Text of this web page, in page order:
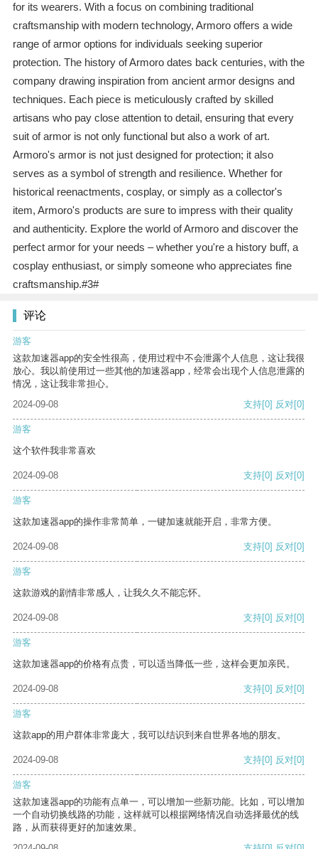
for its wearers. With a focus on combining traditional
craftsmanship with modern technology, Armoro offers a wide
range of armor options for individuals seeking superior
protection. The history of Armoro dates back centuries, with the
company drawing inspiration from ancient armor designs and
techniques. Each piece is meticulously crafted by skilled
artisans who pay close attention to detail, ensuring that every
suit of armor is not only functional but also a work of art.
Armoro's armor is not just designed for protection; it also
serves as a symbol of strength and resilience. Whether for
historical reenactments, cosplay, or simply as a collector's
item, Armoro's products are sure to impress with their quality
and authenticity. Explore the world of Armoro and discover the
perfect armor for your needs – whether you're a history buff, a
cosplay enthusiast, or simply someone who appreciates fine
craftsmanship.#3#
评论
游客
这款加速器app的安全性很高，使用过程中不会泄露个人信息，这让我很
放心。我以前使用过一些其他的加速器app，经常会出现个人信息泄露的
情况，这让我非常担心。
2024-09-08
支持[0] 反对[0]
游客
这个软件我非常喜欢
2024-09-08 支持[0] 反对[0]
游客
这款加速器app的操作非常简单，一键加速就能开启，非常方便。
2024-09-08 支持[0] 反对[0]
游客
这款游戏的剧情非常感人，让我久久不能忘怀。
2024-09-08 支持[0] 反对[0]
游客
这款加速器app的价格有点贵，可以适当降低一些，这样会更加亲民。
2024-09-08 支持[0] 反对[0]
游客
这款app的用户群体非常庞大，我可以结识到来自世界各地的朋友。
2024-09-08 支持[0] 反对[0]
游客
这款加速器app的功能有点单一，可以增加一些新功能。比如，可以增加
一个自动切换线路的功能，这样就可以根据网络情况自动选择最优的线
路，从而获得更好的加速效果。